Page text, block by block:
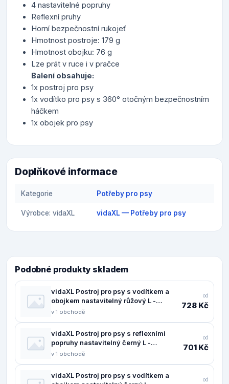
4 nastavitelné popruhy
Reflexní pruhy
Horní bezpečnostní rukojeť
Hmotnost postroje: 179 g
Hmotnost obojku: 76 g
Lze prát v ruce i v pračce
Balení obsahuje:
1x postroj pro psy
1x vodítko pro psy s 360° otočným bezpečnostním
háčkem
1x obojek pro psy
Doplňkové informace
Kategorie Potřeby pro psy
Výrobce: vidaXL vidaXL — Potřeby pro psy
Podobné produkty skladem
vidaXL Postroj pro psy s vodítkem a
obojkem nastavitelný růžový L -
11461.4013394
v 1 obchodě
od
728 Kč
vidaXL Postroj pro psy s reflexními
popruhy nastavitelný černý L -
11461.4013370
v 1 obchodě
od
701 Kč
vidaXL Postroj pro psy s vodítkem a
od